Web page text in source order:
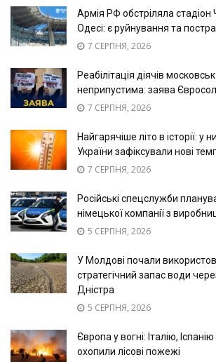
Армія РФ обстріляла
Одесі: є руйнування та
7 СЕРПНЯ, 2026
Реабілітація діячів
неприпустима: заява
7 СЕРПНЯ, 2026
Найгарячіше літо в історії: у
України зафіксували нові
7 СЕРПНЯ, 2026
Російські спецслужби
німецької компанії з
5 СЕРПНЯ, 2026
У Молдові почали
стратегічний запас води
Дністра
5 СЕРПНЯ, 2026
Європа у вогні: Італію,
охопили лісові пожежі